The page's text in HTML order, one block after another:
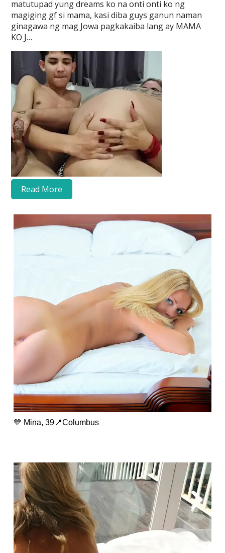
matutupad yung dreams ko na onti onti ko ng
magiging gf si mama, kasi diba guys ganun naman
ginagawa ng mag Jowa pagkakaiba lang ay MAMA
KO J…
Read More
💛 Mina, 39📍Columbus